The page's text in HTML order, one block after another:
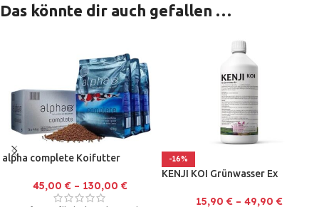
Das könnte dir auch gefallen …
alpha complete Koifutter
45,00 €– 130,00 €
-16%
KENJI KOI Grünwasser Ex
15,90 € – 49,90 €